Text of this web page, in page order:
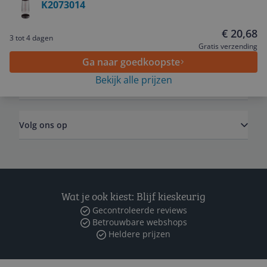
K2073014
3 tot 4 dagen € 20,68
Gratis verzending
Ga naar goedkoopste
Bekijk alle prijzen
Service
Algemeen
Volg ons op
Wat je ook kiest: Blijf kieskeurig
Gecontroleerde reviews
Betrouwbare webshops
Heldere prijzen